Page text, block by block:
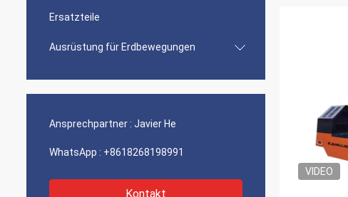
Ersatzteile
Ausrüstung für Erdbewegungen
Ansprechpartner : Javier He
WhatsApp : +8618268198991
Kontakt
VIDEO